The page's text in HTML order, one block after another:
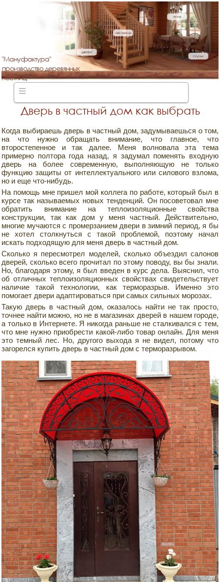
"Мануфактура"
производство деревянных
лестниц
Дверь в частный дом как выбрать
Когда выбираешь дверь в частный дом, задумываешься о том,
на что нужно обращать внимание, что главное, что
второстепенное и так далее. Меня волновала эта тема
примерно полтора года назад, я задумал поменять входную
дверь на более современную, выполняющую не только
функцию защиты от интеллектуального или силового взлома,
но и еще что-нибудь.
На помощь мне пришел мой коллега по работе, который был в
курсе так называемых новых тенденций. Он посоветовал мне
обратить внимание на теплоизоляционные свойства
конструкции, так как дом у меня частный. Действительно,
многие мучаются с промерзанием двери в зимний период, я бы
не хотел столкнуться с такой проблемой, поэтому начал
искать подходящую для меня дверь в частный дом.
Сколько я пересмотрел моделей, сколько объездил салонов
дверей, сколько всего прочитал по этому поводу, вы бы знали.
Но, благодаря этому, я был введен в курс дела. Выяснил, что
об отличных теплоизоляционных свойствах свидетельствует
наличие такой технологии, как терморазрыв. Именно это
помогает двери адаптироваться при самых сильных морозах.
Такую дверь в частный дом, оказалось найти не так просто,
точнее найти можно, но не в магазинах дверей в нашем городе,
а только в Интернете. Я никогда раньше не сталкивался с тем,
что мне нужно приобрести какой-либо товар онлайн. Для меня
это темный лес. Но, другого выхода я не видел, потому что
загорелся купить дверь в частный дом с терморазрывом.